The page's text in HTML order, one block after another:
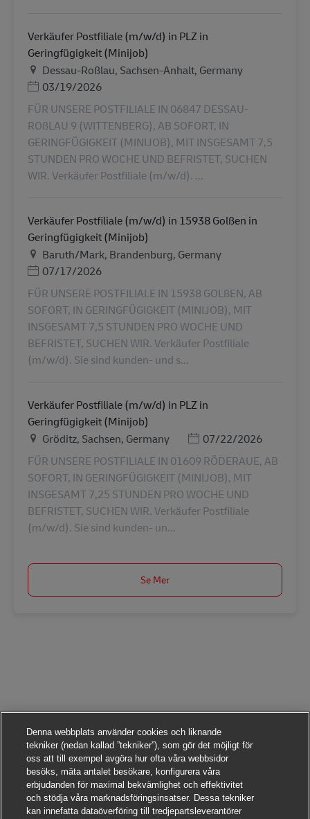
Verkäufer Postfiliale (m/w/d) in PLZ in
Geringfügigkeit (Minijob)
PlatsDessau-Roßlau, Sachsen-Anhalt, Germany
Posted Date
03/19/2026
FÜR UNSERE POSTFILIALE IN 06847 DESSAU-
ROßLAU 9 (WITTENBERG), AB SOFORT, IN
GERINGFÜGIGKEIT (MINIJOB), MIT INSGESAMT 7,5
STUNDEN PRO WOCHE UND BEFRISTET, SUCHEN
WIR. Verkäufer Postfiliale (m/w/d). ...
Verkäufer Postfiliale (m/w/d) in 15938 Golßen in
Geringfügigkeit (Minijob)
PlatsBaruth/Mark, Brandenburg, Germany
Posted Date
07/17/2026
FÜR UNSERE POSTFILIALE IN 15938 GOLßEN, AB
SOFORT, IN GERINGFÜGIGKEIT (MINIJOB), MIT
INSGESAMT 7,5 STUNDEN PRO WOCHE UND
BEFRISTET, SUCHEN WIR. Verkäufer Postfiliale
(m/w/d). Sie sind kunden- und s...
Verkäufer Postfiliale (m/w/d) in PLZ in
Geringfügigkeit (Minijob)
PlatsGröditz, Sachsen, Germany Posted Date
07/22/2026
FÜR UNSERE POSTFILIALE IN 01609 RÖDERAUE, AB
SOFORT, IN GERINGFÜGIGKEIT (MINIJOB), MIT
INSGESAMT 7,25 STUNDEN PRO WOCHE UND
BEFRISTET, SUCHEN WIR. Verkäufer Postfiliale
(m/w/d). Sie sind kunden- un...
Se Mer
Denna webbplats använder cookies och liknande
tekniker (nedan kallad ”tekniker”), som gör det möjligt för
oss att till exempel avgöra hur ofta våra webbsidor
besöks, mäta antalet besökare, konfigurera våra
erbjudanden för maximal bekvämlighet och effektivitet
och stödja våra marknadsföringsinsatser. Dessa tekniker
kan innefatta dataöverföring till tredjepartsleverantörer